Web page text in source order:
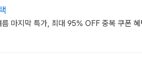
마지막 특가, 최대 95% OFF 중복 쿠폰